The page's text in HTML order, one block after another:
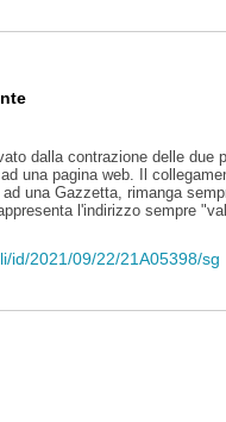
dalla contrazione delle due
una pagina web. Il
una Gazzetta, rimanga
l'indirizzo sempre
id/2021/09/22/21A05398/sg